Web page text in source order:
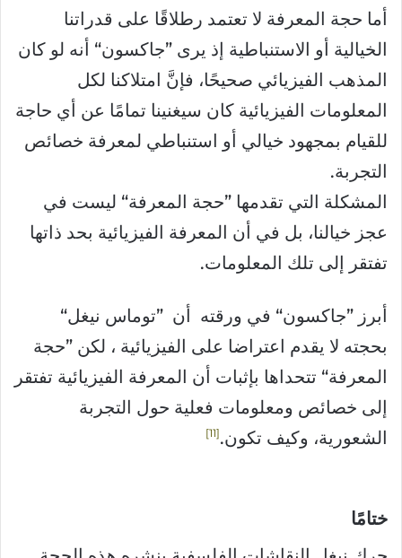
أما حجة المعرفة لا تعتمد رطلاقًا على قدراتنا
الخيالية أو الاستنباطية إذ يرى ”جاكسون“ أنه لو كان
المذهب الفيزيائي صحيحًا، فإنَّ امتلاكنا لكل
المعلومات الفيزيائية كان سيغنينا تمامًا عن أي حاجة
للقيام بمجهود خيالي أو استنباطي لمعرفة خصائص
التجربة.
المشكلة التي تقدمها ”حجة المعرفة“ ليست في
عجز خيالنا، بل في أن المعرفة الفيزيائية بحد ذاتها
تفتقر إلى تلك المعلومات.
أبرز ”جاكسون“ في ورقته أن ”توماس نيغل“
بحجته لا يقدم اعتراضا على الفيزيائية ، لكن ”حجة
المعرفة“ تتحداها بإثبات أن المعرفة الفيزيائية تفتقر
إلى خصائص ومعلومات فعلية حول التجربة
الشعورية، وكيف تكون. 11
ختامًا